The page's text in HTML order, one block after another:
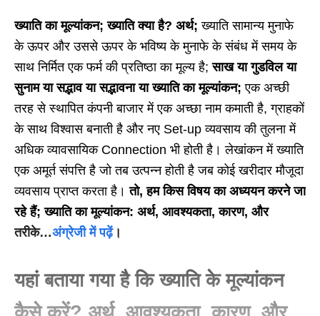
ख्याति का मूल्यांकन; ख्याति क्या है? अर्थ; ख्याति सामान्य मुनाफे
के ऊपर और उससे ऊपर के भविष्य के मुनाफे के संबंध में समय के
साथ निर्मित एक फर्म की प्रतिष्ठा का मूल्य है;साख या गुडविल या
सुनाम या सद्भाव या सद्भावना या ख्याति का मूल्यांकन; एक अच्छी
तरह से स्थापित कंपनी बाजार में एक अच्छा नाम कमाती है, ग्राहकों
के साथ विश्वास बनाती है और नए Set-up व्यवसाय की तुलना में
अधिक व्यावसायिक Connection भी होती है। लेखांकन में ख्याति
एक अमूर्त संपत्ति है जो तब उत्पन्न होती है जब कोई खरीदार मौजूदा
व्यवसाय प्राप्त करता है।तो, हम किस विषय का अध्ययन करने जा
रहे हैं; ख्याति का मूल्यांकन: अर्थ, आवश्यकता, कारण, और
तरीके…अंग्रेजी में पढ़ें।
यहां बताया गया है कि ख्याति के मूल्यांकन